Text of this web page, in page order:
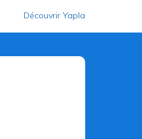
Découvrir Yapla